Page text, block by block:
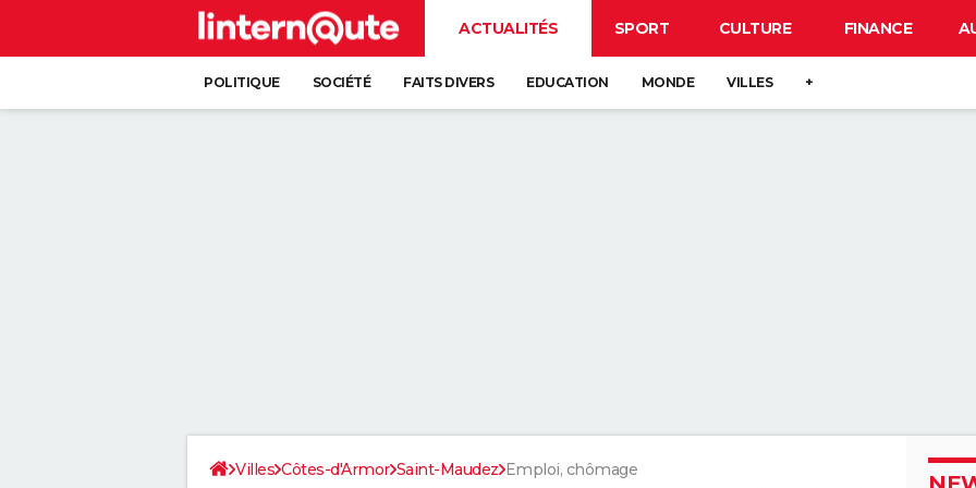
ACTUALITÉS SPORT CULTURE FINANCE
POLITIQUE SOCIÉTÉ FAITS DIVERS EDUCATION MONDE VILLES +
Villes Côtes-d'Armor Saint-Maudez Emploi, chômage